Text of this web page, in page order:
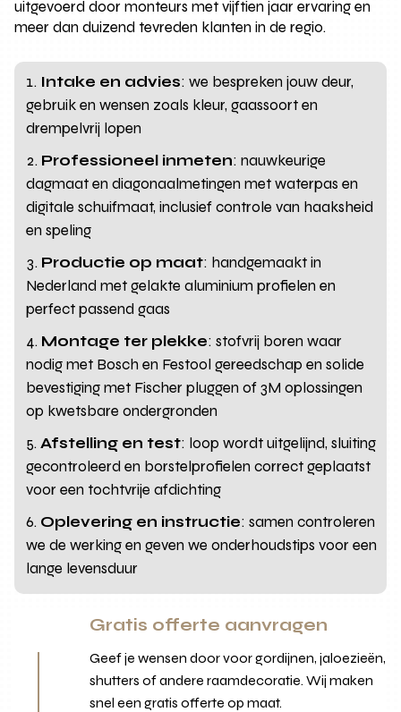
uitgevoerd door monteurs met vijftien jaar ervaring en
meer dan duizend tevreden klanten in de regio.
Intake en advies: we bespreken jouw deur,
gebruik en wensen zoals kleur, gaassoort en
drempelvrij lopen
Professioneel inmeten: nauwkeurige
dagmaat en diagonaalmetingen met waterpas en
digitale schuifmaat, inclusief controle van haaksheid
en speling
Productie op maat: handgemaakt in
Nederland met gelakte aluminium profielen en
perfect passend gaas
Montage ter plekke: stofvrij boren waar
nodig met Bosch en Festool gereedschap en solide
bevestiging met Fischer pluggen of 3M oplossingen
op kwetsbare ondergronden
Afstelling en test: loop wordt uitgelijnd, sluiting
gecontroleerd en borstelprofielen correct geplaatst
voor een tochtvrije afdichting
Oplevering en instructie: samen controleren
we de werking en geven we onderhoudstips voor een
lange levensduur
Gratis offerte aanvragen
Geef je wensen door voor gordijnen, jaloezieën,
shutters of andere raamdecoratie. Wij maken
snel een gratis offerte op maat.